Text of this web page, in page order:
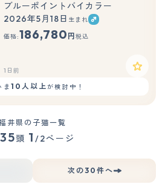
ブルーポイントバイカラー
2026年5月18日 生まれ
価格:186,780 円 税込
1日前
ま 10人以上が検討中！
井県の子猫一覧
35頭 1 /2ページ
次の30件へ